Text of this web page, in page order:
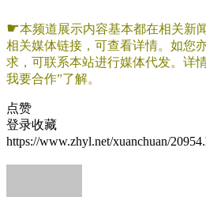
☛本频道展示内容基本都在相关新
相关媒体链接，可查看详情。如您
求，可联系本站进行媒体代发。详
我要合作”了解。
点赞
登录收藏
https://www.zhyl.net/xuanchuan/